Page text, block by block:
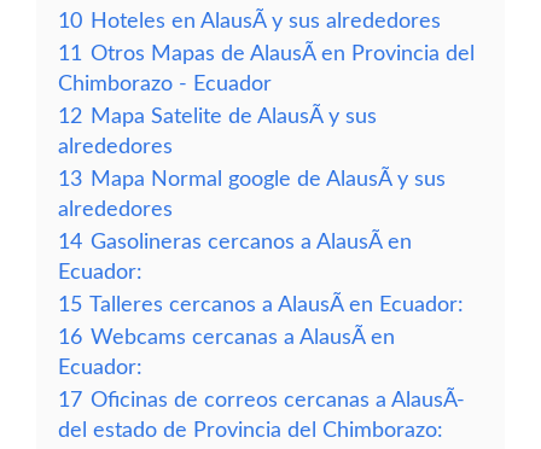
10 Hoteles en AlausÃ­ y sus alrededores
11 Otros Mapas de AlausÃ­ en Provincia del
Chimborazo - Ecuador
12 Mapa Satelite de AlausÃ­ y sus
alrededores
13 Mapa Normal google de AlausÃ­ y sus
alrededores
14 Gasolineras cercanos a AlausÃ­ en
Ecuador:
15 Talleres cercanos a AlausÃ­ en Ecuador:
16 Webcams cercanas a AlausÃ­ en
Ecuador:
17 Oficinas de correos cercanas a AlausÃ­
del estado de Provincia del Chimborazo: